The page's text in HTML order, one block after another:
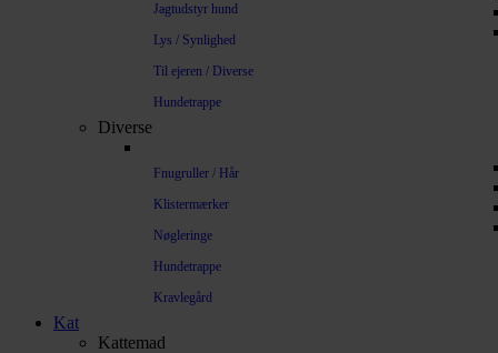
Jagtudstyr hund
Lys / Synlighed
Til ejeren / Diverse
Hundetrappe
Diverse
Fnugruller / Hår
Klistermærker
Nøgleringe
Hundetrappe
Kravlegård
Kat
Kattemad